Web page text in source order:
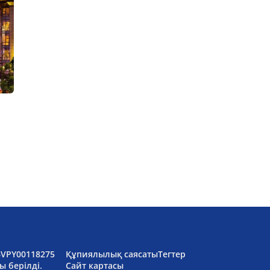
берілді.
Құпиялылық саясатыТегтер
Сайт картасы